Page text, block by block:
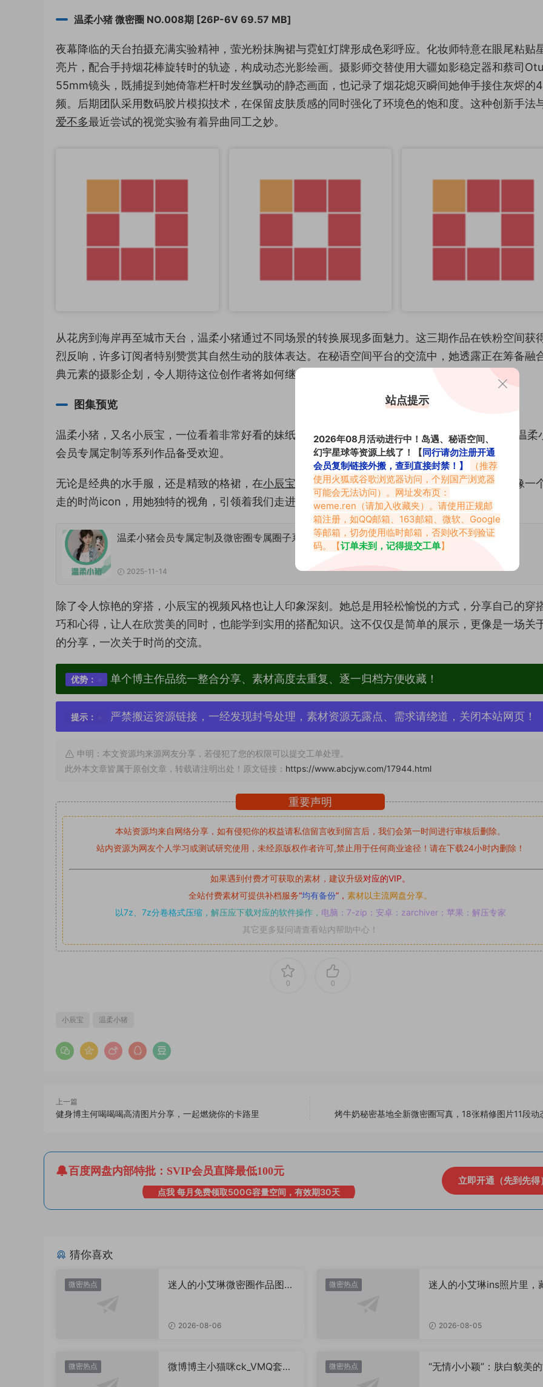
温柔小猪 微密圈 NO.008期 [26P-6V 69.57 MB]
夜幕降临的天台拍摄充满实验精神，萤光粉抹胸裙与霓虹灯牌形成色彩呼应。化妆师特意在眼尾粘贴
亮片，配合手持烟花棒旋转时的轨迹，构成动态光影绘画。摄影师交替使用大疆如影稳定器和蔡司
55mm镜头，既捕捉到她倚靠栏杆时发丝飘动的静态画面，也记录了烟花熄灭瞬间她伸手接住灰烬的
频。后期团队采用数码胶片模拟技术，在保留皮肤质感的同时强化了环境色的饱和度。这种创新手法
爱不多最近尝试的视觉实验有着异曲同工之妙。
从花房到海岸再至城市天台，温柔小猪通过不同场景的转换展现多面魅力。这三期作品在铁粉空间获
烈反响，许多订阅者特别赞赏其自然生动的肢体表达。在秘语空间平台的交流中，她透露正在筹备融
典元素的摄影企划，令人期待这位创作者将如何继续突破视觉表达的边界。
图集预览
温柔小猪，又名小辰宝，一位看着非常好看的妹纸，作品主打JK类型，推出了温柔小猪微密圈、温柔
会员专属定制等系列作品备受欢迎。
无论是经典的水手服，还是精致的格裙，在小辰宝 的演绎下，都变得更加生动，更具个性。她就像一
走的时尚icon，用她独特的视角，引领着我们走进一个充满少女心的穿搭世界。
温柔小猪会员专属定制及微密圈专属圈子系列合集
2025-11-14
除了令人惊艳的穿搭，小辰宝的视频风格也让人印象深刻。她总是用轻松愉悦的方式，分享自己的穿
巧和心得，让人在欣赏美的同时，也能学到实用的搭配知识。这不仅仅是简单的展示，更像是一场关
的分享，一次关于时尚的交流。
优势： 单个博主作品统一整合分享、素材高度去重复、逐一归档方便收藏！
提示： 严禁搬运资源链接，一经发现封号处理，素材资源无露点、需求请绕道，关闭本站网页！
申明：本文资源均来源网友分享，若侵犯了您的权限可以提交工单处理。
此外本文章皆属于原创文章，转载请注明出处！原文链接： https://www.abcjyw.com/17944.html
重要声明
本站资源均来自网络分享，如有侵犯你的权益请私信留言收到留言后，我们会第一时间进行审核后删除。
站内资源为网友个人学习或测试研究使用，未经原版权作者许可,禁止用于任何商业途径！请在下载24小时内删除！
如果遇到付费才可获取的素材，建议升级对应的VIP。
全站付费素材可提供补档服务“均有备份”， 素材以主流网盘分享。
以7z、7z分卷格式压缩， 解压应下载对应的软件操作， 电脑：7-zip；安卓：zarchiver；苹果：解压专家
其它更多疑问请查看站内帮助中心！
0 0
小辰宝 温柔小猪
上一篇
健身博主何喝喝喝高清图片分享，一起燃烧你的卡路里 烤牛奶秘密基地全新微密圈写真，18张精修图片11段动
百度网盘内部特批：SVIP会员直降最低100元
点我 每月免费领取500G容量空间，有效期30天
立即开通（先到先得）
猜你喜欢
微密热点
迷人的小艾琳微密圈作品图
2026-08-06
微密热点
迷人的小艾琳ins照片里，
2026-08-05
微密热点
微博博主小猫咪ck_VMQ套
微密热点
“无情小小颖”：肤白貌美的
站点提示
2026年08月活动进行中！岛遇、秘语空间、
幻宇星球等资源上线了！【同行请勿注册开通
会员复制链接外搬，查到直接封禁！】
（推荐
使用火狐或谷歌浏览器访问，个别国产浏览器
可能会无法访问）。网址发布页：
weme.ren （请加入收藏夹）。请使用正规邮
箱注册，如QQ邮箱、163邮箱、微软、Google
等邮箱，切勿使用临时邮箱，否则收不到验证
码。【订单未到，记得提交工单】